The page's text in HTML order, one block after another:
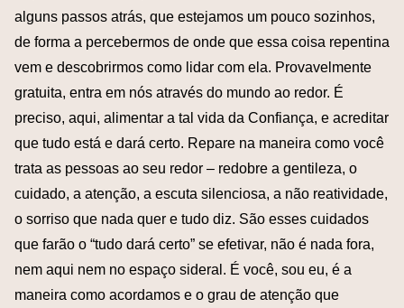
alguns passos atrás, que estejamos um pouco sozinhos,
de forma a percebermos de onde que essa coisa repentina
vem e descobrirmos como lidar com ela. Provavelmente
gratuita, entra em nós através do mundo ao redor. É
preciso, aqui, alimentar a tal vida da Confiança, e acreditar
que tudo está e dará certo. Repare na maneira como você
trata as pessoas ao seu redor – redobre a gentileza, o
cuidado, a atenção, a escuta silenciosa, a não reatividade,
o sorriso que nada quer e tudo diz. São esses cuidados
que farão o “tudo dará certo” se efetivar, não é nada fora,
nem aqui nem no espaço sideral. É você, sou eu, é a
maneira como acordamos e o grau de atenção que